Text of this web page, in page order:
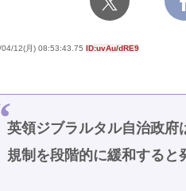
12(月) 08:53:43.75 ID:uvAu/dRE9
英領ジブラルタル自治政府
規制を段階的に緩和すると